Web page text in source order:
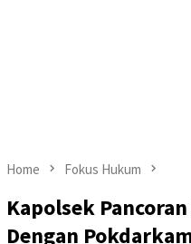
Home Fokus Hukum
Kapolsek
Dengan